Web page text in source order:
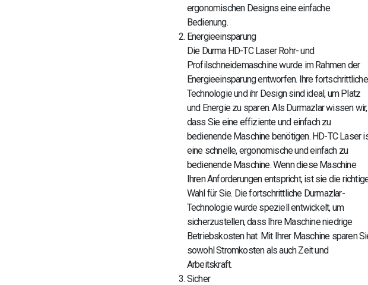
ergonomischen Designs eine einfache
Bedienung.
Energieeinsparung
Die Durma HD-TC Laser Rohr- und
Profilschneidemaschine wurde im Rahmen der
Energieeinsparung entworfen. Ihre fortschrittliche
Technologie und ihr Design sind ideal, um Platz
und Energie zu sparen. Als Durmazlar wissen wir,
dass Sie eine effiziente und einfach zu
bedienende Maschine benötigen. HD-TC Laser
eine schnelle, ergonomische und einfach zu
bedienende Maschine. Wenn diese Maschine
Ihren Anforderungen entspricht, ist sie die
Wahl für Sie. Die fortschrittliche Durmazlar-
Technologie wurde speziell entwickelt, um
sicherzustellen, dass Ihre Maschine niedrige
Betriebskosten hat. Mit Ihrer Maschine sparen
sowohl Stromkosten als auch Zeit und
Arbeitskraft.
Sicher